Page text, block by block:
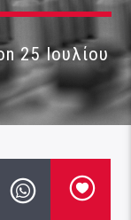
25 Ιουλίου